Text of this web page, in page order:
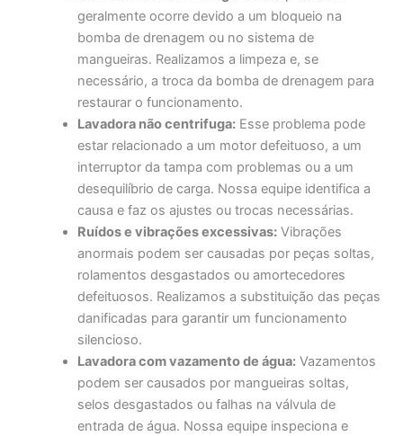
geralmente ocorre devido a um bloqueio na
bomba de drenagem ou no sistema de
mangueiras. Realizamos a limpeza e, se
necessário, a troca da bomba de drenagem para
restaurar o funcionamento.
Lavadora não centrifuga: Esse problema pode
estar relacionado a um motor defeituoso, a um
interruptor da tampa com problemas ou a um
desequilíbrio de carga. Nossa equipe identifica a
causa e faz os ajustes ou trocas necessárias.
Ruídos e vibrações excessivas: Vibrações
anormais podem ser causadas por peças soltas,
rolamentos desgastados ou amortecedores
defeituosos. Realizamos a substituição das peças
danificadas para garantir um funcionamento
silencioso.
Lavadora com vazamento de água: Vazamentos
podem ser causados por mangueiras soltas,
selos desgastados ou falhas na válvula de
entrada de água. Nossa equipe inspeciona e